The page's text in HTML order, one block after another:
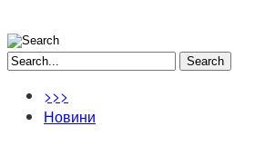
Search
>>>
Новини